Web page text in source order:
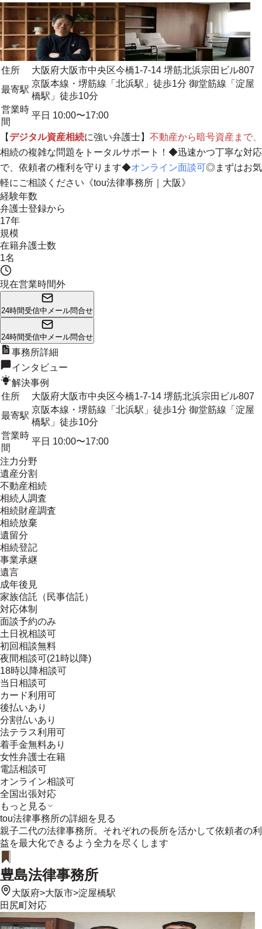
住所
大阪府大阪市中央区今橋1-7-14 堺筋北浜宗田ビル807
最寄駅
京阪本線・堺筋線「北浜駅」徒歩1分 御堂筋線「淀屋
橋駅」徒歩10分
営業時
間
平日 10:00〜17:00
【 デジタル資産相続に強い弁護士】 不動産から暗号資産まで、
相続の複雑な問題をトータルサポート！◆迅速かつ丁寧な対応
で、依頼者の権利を守ります◆オンライン面談可◎まずはお気
軽にご相談ください《tou法律事務所｜大阪》
経験年数
弁護士登録から
17年
規模
在籍弁護士数
1名
現在営業時間外
24時間受信中 メール問合せ
24時間受信中 メール問合せ
事務所詳細
インタビュー
解決事例
住所
大阪府大阪市中央区今橋1-7-14 堺筋北浜宗田ビル807
最寄駅
京阪本線・堺筋線「北浜駅」徒歩1分 御堂筋線「淀屋
橋駅」徒歩10分
営業時
間
平日 10:00〜17:00
注力分野
遺産分割
不動産相続
相続人調査
相続財産調査
相続放棄
遺留分
相続登記
事業承継
遺言
成年後見
家族信託（民事信託）
対応体制
面談予約のみ
土日祝相談可
初回相談無料
夜間相談可(21時以降)
18時以降相談可
当日相談可
カード利用可
後払いあり
分割払いあり
法テラス利用可
着手金無料あり
女性弁護士在籍
電話相談可
オンライン相談可
全国出張対応
もっと見る
tou法律事務所の詳細を見る
親子二代の法律事務所。それぞれの長所を活かして依頼者の利
益を最大化できるよう全力を尽くします
豊島法律事務所
大阪府>大阪市>淀屋橋駅
田尻町対応